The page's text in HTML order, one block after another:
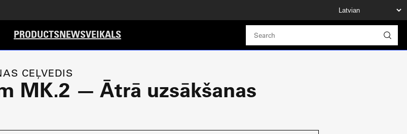
PRODUCTSNEWSVEIKALS
CEĻVEDIS
MK.2 — Ātrā uzsākšanas